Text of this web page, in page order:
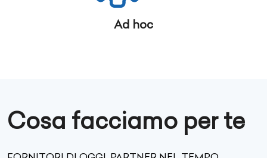
Ad hoc
Cosa facciamo per te